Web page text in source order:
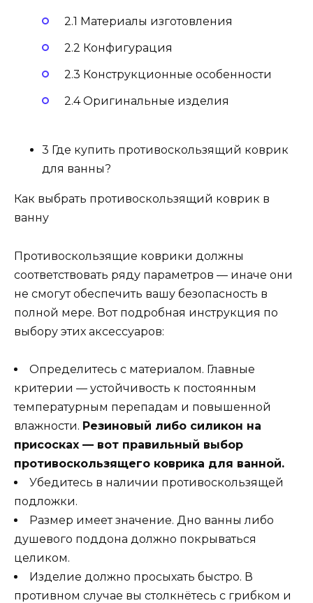
2.1 Материалы изготовления
2.2 Конфигурация
2.3 Конструкционные особенности
2.4 Оригинальные изделия
3 Где купить противоскользящий коврик
для ванны?
Как выбрать противоскользящий коврик в
ванну
Противоскользящие коврики должны
соответствовать ряду параметров — иначе они
не смогут обеспечить вашу безопасность в
полной мере. Вот подробная инструкция по
выбору этих аксессуаров:
Определитесь с материалом. Главные
критерии — устойчивость к постоянным
температурным перепадам и повышенной
влажности. Резиновый либо силикон на
присосках — вот правильный выбор
противоскользящего коврика для ванной.
Убедитесь в наличии противоскользящей
подложки.
Размер имеет значение. Дно ванны либо
душевого поддона должно покрываться
целиком.
Изделие должно просыхать быстро. В
противном случае вы столкнётесь с грибком и